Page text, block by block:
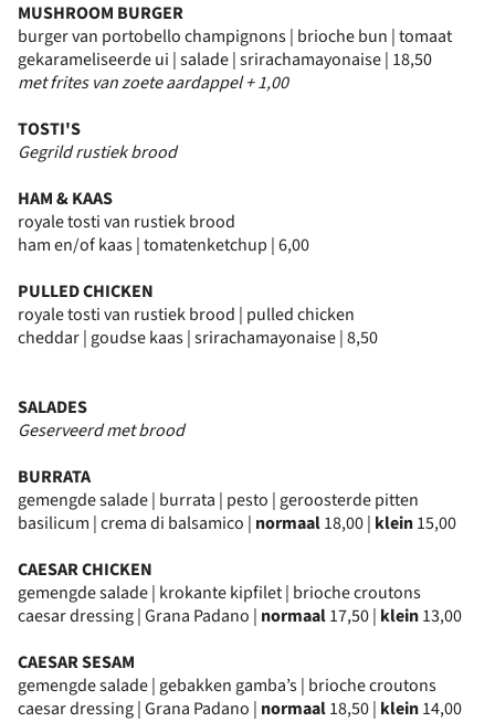
MUSHROOM BURGER
burger van portobello champignons | brioche bun | tomaat
gekarameliseerde ui | salade | srirachamayonaise | 18,50
met frites van zoete aardappel + 1,00
TOSTI'S
Gegrild rustiek brood
HAM & KAAS
royale tosti van rustiek brood
ham en/of kaas | tomatenketchup | 6,00
PULLED CHICKEN
royale tosti van rustiek brood | pulled chicken
cheddar | goudse kaas | srirachamayonaise | 8,50
SALADES
Geserveerd met brood
BURRATA
gemengde salade | burrata | pesto | geroosterde pitten
basilicum | crema di balsamico | normaal18,00 | klein15,00
CAESAR CHICKEN
gemengde salade | krokante kipfilet | brioche croutons
caesar dressing | Grana Padano | normaal17,50 | klein13,00
CAESAR SESAM
gemengde salade | gebakken gamba’s | brioche croutons
caesar dressing | Grana Padano | normaal18,50 | klein14,00